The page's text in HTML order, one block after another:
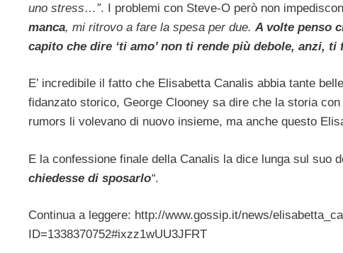
uno stress…”. I problemi con Steve-O però non
manca, mi ritrovo a fare la spesa per due. A volte penso
capito che dire ‘ti amo’ non ti rende più debole, anzi,
E’ incredibile il fatto che Elisabetta Canalis abbia tante
fidanzato storico, George Clooney sa dire che la storia
rumors li volevano di nuovo insieme, ma anche questo
E la confessione finale della Canalis la dice lunga sul suo
chiedesse di sposarlo“.
Continua a leggere: http://www.gossip.it/news/
ID=1338370752#ixzz1wUU3JFRT